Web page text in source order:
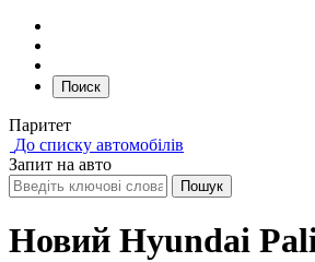
Поиск
Паритет
До списку автомобілів
Запит на авто
Новий Hyundai